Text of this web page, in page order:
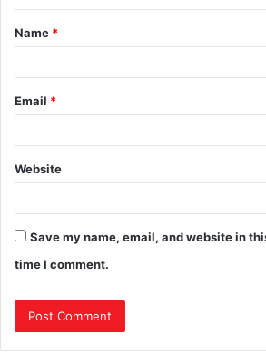
Name *
Email *
Website
Save my name, email, and website in
time I comment.